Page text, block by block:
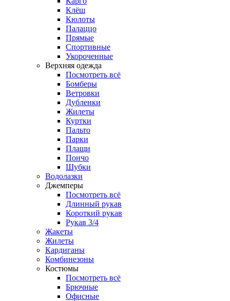
Клёш
Кюлоты
Палаццо
Прямые
Спортивные
Укороченные
Верхняя одежда
Посмотреть всё
Бомберы
Ветровки
Дубленки
Жилеты
Куртки
Пальто
Парки
Плащи
Пончо
Шубки
Водолазки
Джемперы
Посмотреть всё
Длинный рукав
Короткий рукав
Рукав 3/4
Жакеты
Жилеты
Кардиганы
Комбинезоны
Костюмы
Посмотреть всё
Брючные
Офисные